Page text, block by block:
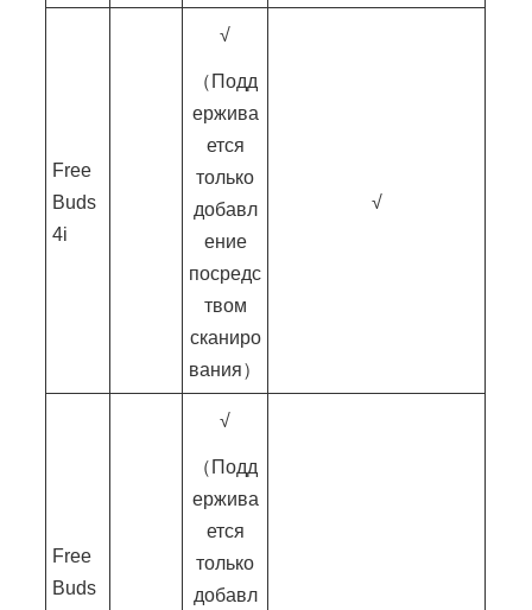
Free
Buds
4i
√
（Подд
ержива
ется
только
добавл
ение
посредс
твом
сканиро
вания）
√
Free
Buds
√
（Подд
ержива
ется
только
добавл